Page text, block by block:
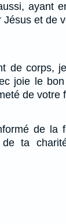
ayant
et de
de corps,
joie le
de votre
de la
de ta